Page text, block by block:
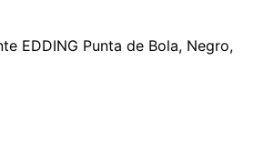
EDDING Punta de Bola, Negro,